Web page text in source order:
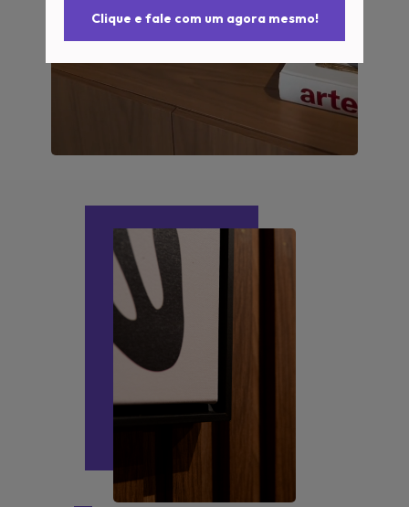
Clique e fale com um agora mesmo!